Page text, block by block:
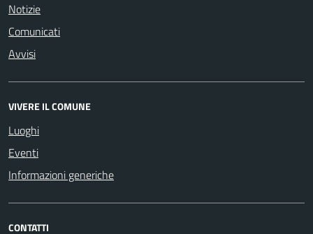
Notizie
Comunicati
Avvisi
VIVERE IL COMUNE
Luoghi
Eventi
Informazioni generiche
CONTATTI